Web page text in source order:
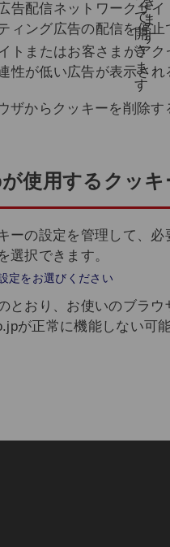
告配信ネットワークサ
ィング広告の配信を停止
トまたはお客さまがア
性が低い広告が表示され
ザからクッキーを削除
使用するクッキ
ーの設定を管理して、
選択できます。
定をお選びください
とおり、お使いのブラ
が正常に機能しない可